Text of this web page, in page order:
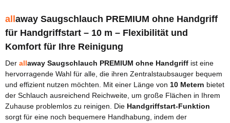
allaway Saugschlauch PREMIUM ohne Handgriff
für Handgriffstart – 10 m – Flexibilität und
Komfort für Ihre Reinigung
Der allaway Saugschlauch PREMIUM ohne Handgriff ist eine
hervorragende Wahl für alle, die ihren Zentralstaubsauger bequem
und effizient nutzen möchten. Mit einer Länge von 10 Metern bietet
der Schlauch ausreichend Reichweite, um große Flächen in Ihrem
Zuhause problemlos zu reinigen. Die Handgriffstart-Funktion
sorgt für eine noch bequemere Handhabung, indem der